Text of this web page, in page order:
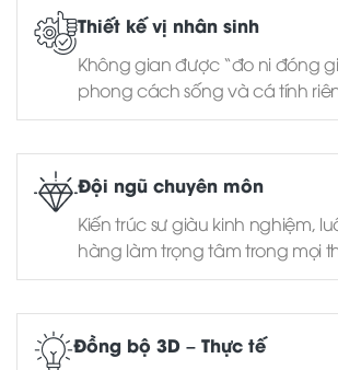
Thiết kế vị nhân sinh
Không gian được “đo ni đóng
phong cách sống và cá tính
Đội ngũ chuyên môn
Kiến trúc sư giàu kinh nghiệm,
hàng làm trọng tâm trong mọi
Đồng bộ 3D – Thực tế